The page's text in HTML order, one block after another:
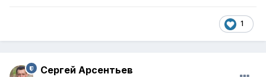
1
Сергей Арсентьев